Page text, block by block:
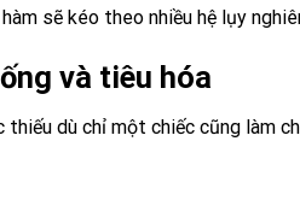
sẽ kéo theo nhiều hệ lụy
và tiêu hóa
dù chỉ một chiếc cũng làm